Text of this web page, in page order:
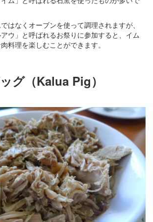
はなくオーブンを使って調理されますが、
ウ」と呼ばれるお祭りに参加すると、イム
料理を楽しむことができます。
グ（Kalua Pig）